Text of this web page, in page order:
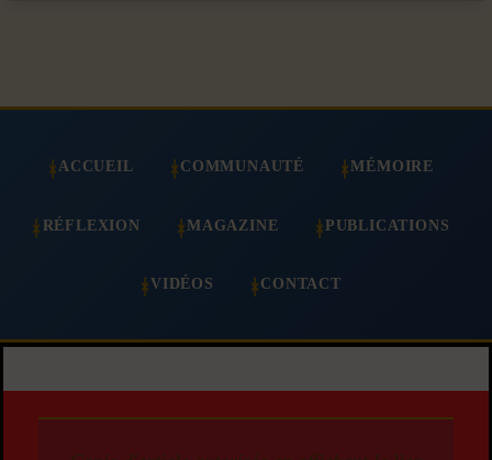
ACCUEIL COMMUNAUTÉ MÉMOIRE
RÉFLEXION MAGAZINE PUBLICATIONS
VIDÉOS CONTACT